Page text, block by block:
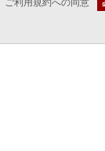
ご利用規約への同意